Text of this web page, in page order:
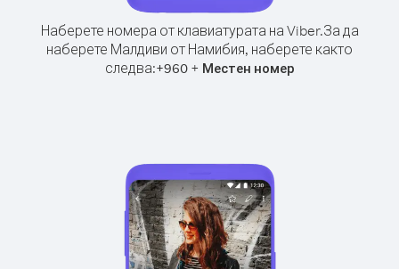
Наберете номера от клавиатурата на Viber.За да
наберете Малдиви от Намибия, наберете както
следва:+960+ Местен номер